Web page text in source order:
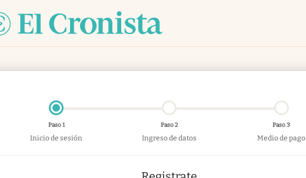
Paso 1
Inicio de sesión
Paso 2
Ingreso de datos
Paso 3
Medio de pago